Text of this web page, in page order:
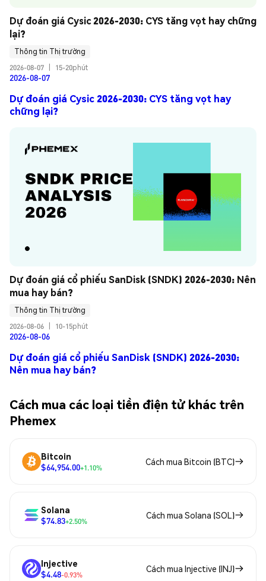
Dự đoán giá Cysic 2026-2030: CYS tăng vọt hay chững
lại?
Thông tin Thị trường
2026-08-07
15-20phút
2026-08-07
Dự đoán giá Cysic 2026-2030: CYS tăng vọt hay
chững lại?
Dự đoán giá cổ phiếu SanDisk (SNDK) 2026-2030: Nên
mua hay bán?
Thông tin Thị trường
2026-08-06
10-15phút
2026-08-06
Dự đoán giá cổ phiếu SanDisk (SNDK) 2026-2030:
Nên mua hay bán?
Cách mua các loại tiền điện tử khác trên
Phemex
Bitcoin
$64,954.00+1.10%
Cách mua Bitcoin (BTC)
Solana
$74.83+2.50%
Cách mua Solana (SOL)
Injective
$4.48-0.93%
Cách mua Injective (INJ)